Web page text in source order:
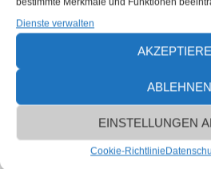
Dienste verwalten
ABLEHNEN
EINSTELLUNGEN
Cookie-Richtlinie
MESSSYSTEME